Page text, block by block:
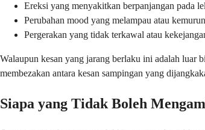
Ereksi yang menyakitkan berpanjangan pada
Perubahan mood yang melampau atau
Pergerakan yang tidak terkawal atau
Walaupun kesan yang jarang berlaku ini adalah luar
membezakan antara kesan sampingan yang
Siapa yang Tidak Boleh